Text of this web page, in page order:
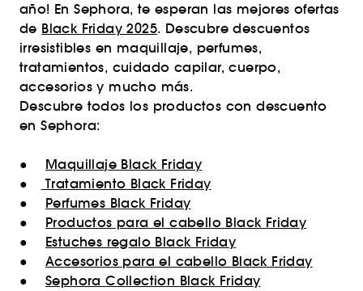
año! En Sephora, te esperan las mejores ofertas
de Black Friday 2025. Descubre descuentos
irresistibles en maquillaje, perfumes,
tratamientos, cuidado capilar, cuerpo,
accesorios y mucho más.
Descubre todos los productos con descuento
en Sephora:
● Maquillaje Black Friday
●
Tratamiento Black Friday
● Perfumes Black Friday
● Productos para el cabello Black Friday
● Estuches regalo Black Friday
● Accesorios para el cabello Black Friday
● Sephora Collection Black Friday